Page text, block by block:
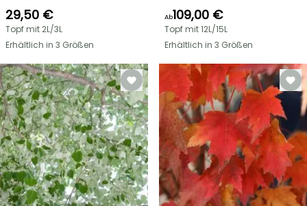
29,50 €
Topf mit 2L/3L
Erhältlich in 3 Größen
Ab109,00 €
Topf mit 12L/15L
Erhältlich in 3 Größen